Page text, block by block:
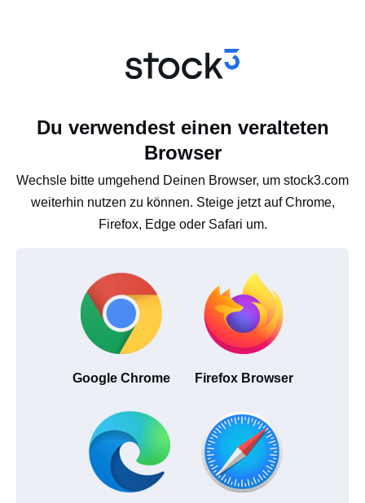
Du verwendest einen veralteten
Browser
Wechsle bitte umgehend Deinen Browser, um stock3.com
weiterhin nutzen zu können. Steige jetzt auf Chrome,
Firefox, Edge oder Safari um.
Google Chrome Firefox Browser